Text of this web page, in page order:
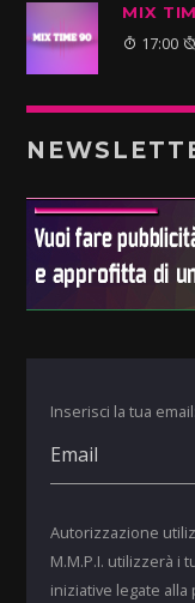
MIX
17:00
Inserisci la tua email:
Autorizzazione
M.M.P.I. utilizzerà i
iniziative legate